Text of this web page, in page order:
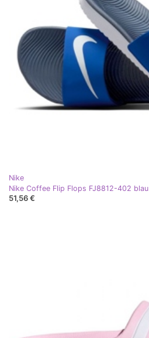
Nike
Nike Coffee Flip Flops FJ8812-402 blau
51,56 €